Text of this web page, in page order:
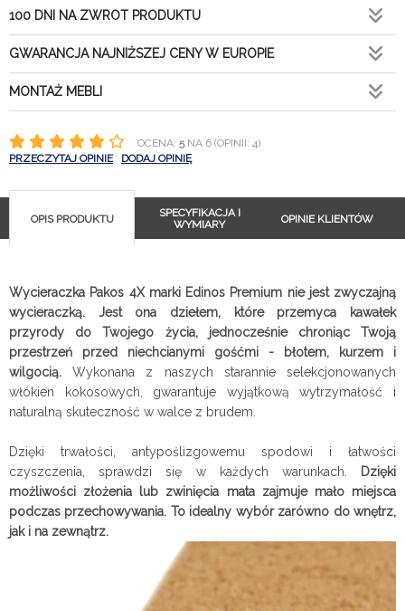
100 DNI NA ZWROT PRODUKTU
GWARANCJA NAJNIŻSZEJ CENY W EUROPIE
MONTAŻ MEBLI
OCENA: 5NA 6 (OPINII: 4)
PRZECZYTAJ OPINIE
DODAJ OPINIĘ
OPIS PRODUKTU
SPECYFIKACJA I
WYMIARY
OPINIE KLIENTÓW
Wycieraczka Pakos 4X marki Edinos Premium nie jest zwyczajną
wycieraczką. Jest ona dziełem, które przemyca kawałek
przyrody do Twojego życia, jednocześnie chroniąc Twoją
przestrzeń przed niechcianymi gośćmi - błotem, kurzem i
wilgocią. Wykonana z naszych starannie selekcjonowanych
włókien kokosowych, gwarantuje wyjątkową wytrzymałość i
naturalną skuteczność w walce z brudem.
Dzięki trwałości, antypoślizgowemu spodowi i łatwości
czyszczenia, sprawdzi się w każdych warunkach.
Dzięki
możliwości złożenia lub zwinięcia mata zajmuje mało miejsca
podczas przechowywania. To idealny wybór zarówno do wnętrz,
jak i na zewnątrz.